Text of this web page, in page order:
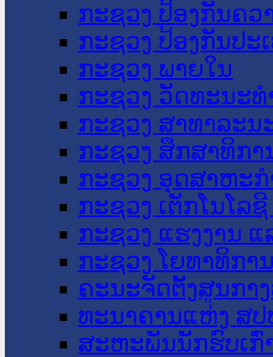
ກະຊວງ ປ້ອງກັນຄວ
ກະຊວງ ປ້ອງກັນປະ
ກະຊວງ ພາຍໃນ
ກະຊວງ ວັດທະນະ
ກະຊວງ ສາທາລະນ
ກະຊວງ ສຶກສາທິກາ
ກະຊວງ ອຸດສາຫະ
ກະຊວງ ເຕັກໂນໂລ
ກະຊວງ ແຮງງານ
ກະຊວງ ໂຍທາທິກາ
ຄະນະຈັດຕັ້ງສູນກາ
ທະນາຄານແຫ່ງ ສປ
ສະຫະພັນນັກຮົບເກົ່